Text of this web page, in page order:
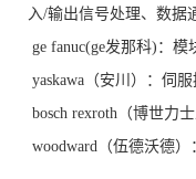
入/输出信号处理、数据
ge fanuc(ge发那科)：
yaskawa（安川）：伺
bosch rexroth（博世力
woodward（伍德沃德）